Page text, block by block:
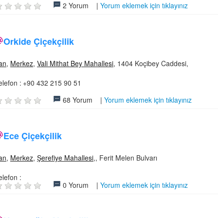
2 Yorum | Yorum eklemek için tıklayınız
Orkide Çiçekçilik
, Merkez, Vali Mithat Bey Mahallesi, 1404 Koçibey Caddesi,
: +90 432 215 90 51
68 Yorum | Yorum eklemek için tıklayınız
Ece Çiçekçilik
, Merkez, Şerefiye Mahallesi,, Ferit Melen Bulvarı
:
0 Yorum | Yorum eklemek için tıklayınız